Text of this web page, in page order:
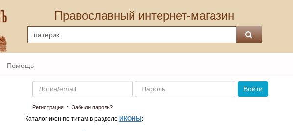
Православный интернет-магазин
Помощь
Email Пароль
Войти
Регистрация· Забыли пароль?
Каталог икон по типам в разделе ИКОНЫ :